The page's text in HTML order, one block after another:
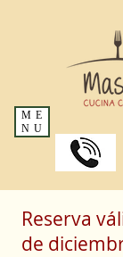
ME
NU
Reserva
de